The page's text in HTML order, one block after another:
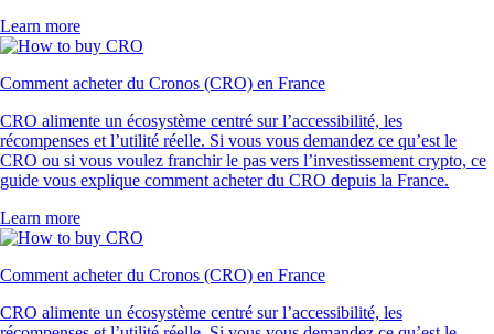
Learn more
Comment acheter du Cronos (CRO) en France
CRO alimente un écosystème centré sur l’accessibilité, les
récompenses et l’utilité réelle. Si vous vous demandez ce qu’est le
CRO ou si vous voulez franchir le pas vers l’investissement crypto, ce
guide vous explique comment acheter du CRO depuis la France.
Learn more
Comment acheter du Cronos (CRO) en France
CRO alimente un écosystème centré sur l’accessibilité, les